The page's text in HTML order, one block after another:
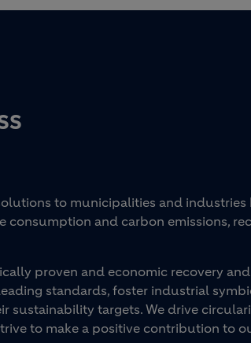
to municipalities and industries
consumption and carbon emissions,
proven and economic recovery
standards, foster industrial
sustainability targets. We drive
to make a positive contribution to